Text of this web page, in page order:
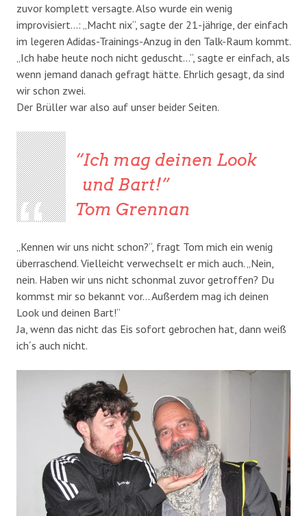
zuvor komplett versagte. Also wurde ein wenig
improvisiert…: „Macht nix“, sagte der 21-jährige, der einfach
im legeren Adidas-Trainings-Anzug in den Talk-Raum kommt.
„Ich habe heute noch nicht geduscht…“, sagte er einfach, als
wenn jemand danach gefragt hätte. Ehrlich gesagt, da sind
wir schon zwei.
Der Brüller war also auf unser beider Seiten.
Ich mag deinen Look
und Bart!
Tom Grennan
„Kennen wir uns nicht schon?“, fragt Tom mich ein wenig
überraschend. Vielleicht verwechselt er mich auch. „Nein,
nein. Haben wir uns nicht schonmal zuvor getroffen? Du
kommst mir so bekannt vor… Außerdem mag ich deinen
Look und deinen Bart!“
Ja, wenn das nicht das Eis sofort gebrochen hat, dann weiß
ich´s auch nicht.